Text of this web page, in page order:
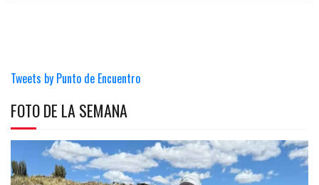
Tweets by Punto de Encuentro
FOTO DE LA SEMANA